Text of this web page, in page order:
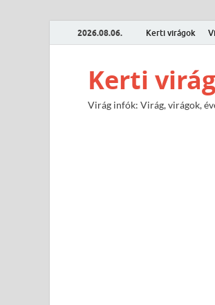
2026.08.06. Kerti virágok
Kerti
Virág infók: Virág, virágok,